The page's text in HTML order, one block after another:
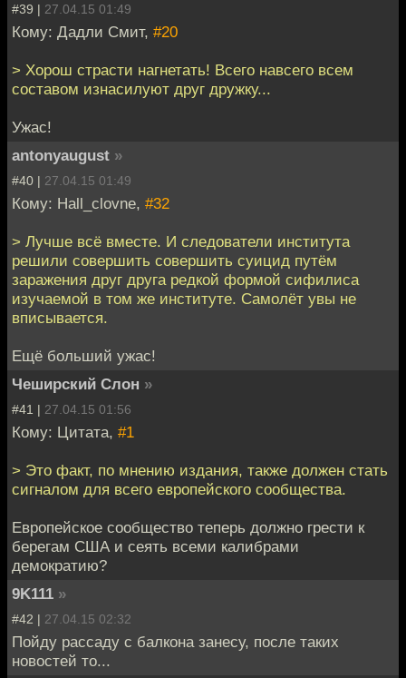
#39 | 27.04.15 01:49
Кому: Дадли Смит, #20
> Хорош страсти нагнетать! Всего навсего всем
составом изнасилуют друг дружку...
Ужас!
antonyaugust »
#40 | 27.04.15 01:49
Кому: Hall_clovne, #32
> Лучше всё вместе. И следователи института
решили совершить совершить суицид путём
заражения друг друга редкой формой сифилиса
изучаемой в том же институте. Самолёт увы не
вписывается.
Ещё больший ужас!
Чеширский Слон »
#41 | 27.04.15 01:56
Кому: Цитата, #1
> Это факт, по мнению издания, также должен стать
сигналом для всего европейского сообщества.
Европейское сообщество теперь должно грести к
берегам США и сеять всеми калибрами
демократию?
9K111 »
#42 | 27.04.15 02:32
Пойду рассаду с балкона занесу, после таких
новостей то...